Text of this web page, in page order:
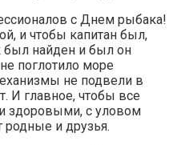
с Днем рыбака!
и чтобы капитан был,
был найден и был он
поглотило море
не подвели в
И главное, чтобы все
здоровыми, с уловом
родные и друзья.